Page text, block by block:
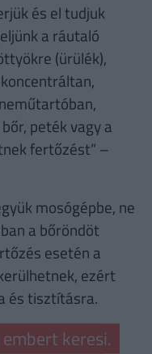
és el tudjuk
a ráutaló
(ürülék),
peték vagy a
fertőzést” –
mosógépbe, ne
a bőröndöt
esetén a
ezért
és tisztításra.
keresi.